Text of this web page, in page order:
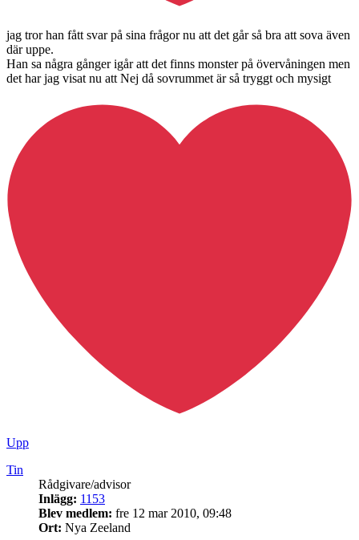
jag tror han fått svar på sina frågor nu att det går så bra att sova även
där uppe.
Han sa några gånger igår att det finns monster på övervåningen men
det har jag visat nu att Nej då sovrummet är så tryggt och mysigt
Upp
Tin
Rådgivare/advisor
Inlägg: 1153
Blev medlem: fre 12 mar 2010, 09:48
Ort: Nya Zeeland